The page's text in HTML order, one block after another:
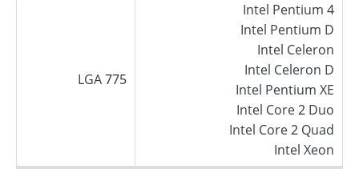
Intel Pentium 4
Intel Pentium D
Intel Celeron
Intel Celeron D
Intel Pentium XE
Intel Core 2 Duo
Intel Core 2 Quad
Intel Xeon
LGA 775